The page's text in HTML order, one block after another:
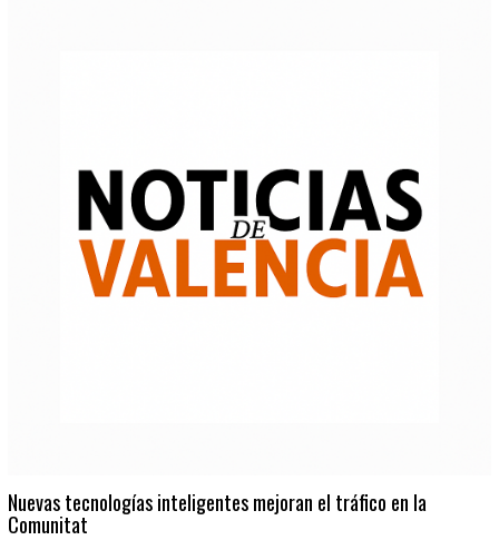
Nuevas tecnologías inteligentes mejoran el tráfico en la
Comunitat